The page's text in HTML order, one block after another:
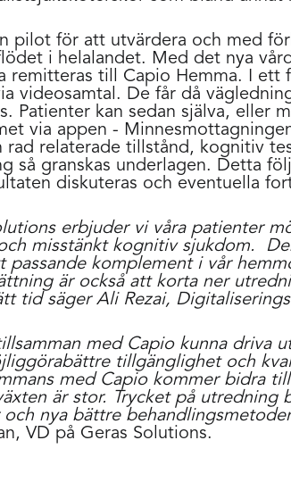
pilot för att utvärdera och med
i helalandet. Med det nya
remitteras till Capio Hemma. I ett
videosamtal. De får då
Patienter kan sedan själva, eller
via appen -
relaterade tillstånd, kognitiv
så granskas underlagen. Detta
diskuteras och eventuella
erbjuder vi våra patienter
misstänkt kognitiv sjukdom.
passande komplement i vår
är också att korta ner
tid säger Ali Rezai,
med Capio kunna driva
tillgänglighet och
med Capio kommer bidra
är stor. Trycket på utredning
nya bättre
VD på Geras Solutions.